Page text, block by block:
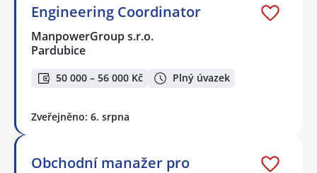
Engineering Coordinator
ManpowerGroup s.r.o.
Pardubice
50 000 – 56 000 Kč Plný úvazek
Zveřejněno: 6. srpna
Obchodní manažer pro